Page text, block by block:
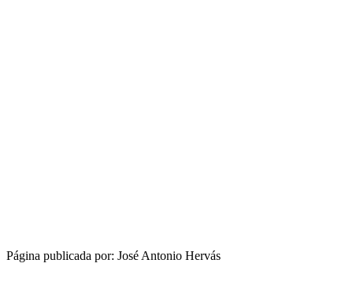
Página publicada por: José Antonio Hervás